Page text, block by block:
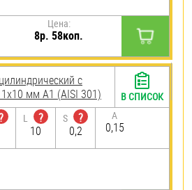
Цена:
8р. 58коп.
с
мм А1 (AISI 301)
L
?
10
S
?
0,2
A
0,15
В СПИСОК